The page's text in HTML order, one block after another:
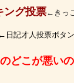
ング投票←きっ
←日記才人投票ボタ
どこが悪いの